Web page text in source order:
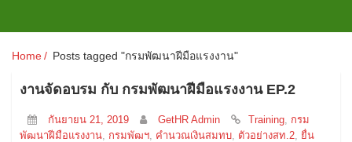
Home Posts tagged "กรมพัฒนาฝีมือแรงงาน"
งานจัดอบรม กับ กรมพัฒนาฝีมือแรงงาน EP.2
กันยายน 21, 2019 GetHR Admin Training กรม
พัฒนาฝีมือแรงงาน กรมพัฒฯ คำนวณเงินสมทบ ตัวอย่างสท.2 ยื่น